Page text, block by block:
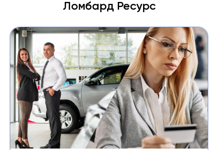
Ломбард Ресурс